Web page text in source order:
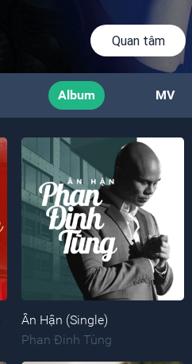
Quan tâm
Album MV
Ân Hận (Single)
Phan Đinh Tùng